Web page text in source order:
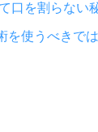
口を割らない
を使うべきで